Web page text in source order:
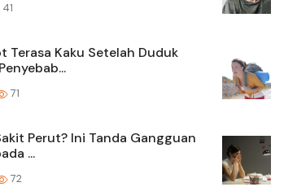
41
Terasa Kaku Setelah Duduk
71
Perut? Ini Tanda Gangguan
...
72